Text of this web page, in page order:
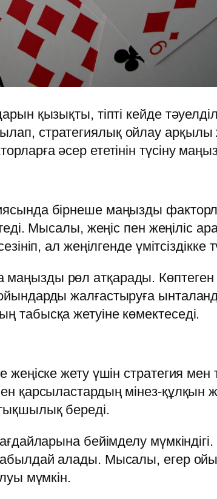
қызықты, тіпті кейде
стратегиялық ойлау арқылы
әсер ететінін түсіну
бірнеше маңызды
Мысалы, жеңіс пен
ал жеңілгенде үмітсіздікке
рөл атқарады. Көптеген
жалғастыруға
табысқа жетуіне көмектеседі.
жеңіске жету үшін стратегия
қарсыластардың мінез-құлқын
береді.
бейімделу
алады. Мысалы, егер
мүмкін.